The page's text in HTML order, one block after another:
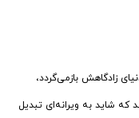
زادگاهش بازمی‌گردد،
شاید به ویرانه‌ای تبدیل